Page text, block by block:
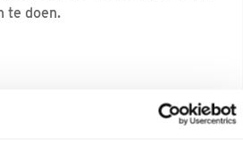
te doen.